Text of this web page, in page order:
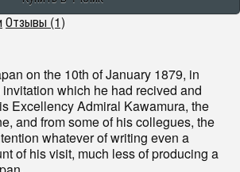
Отзывы (1)
on the 10th of January 1879, in
which he had recived and
Excellency Admiral Kawamura, the
and from some of his collegues, the
whatever of writing even a
of his visit, much less of producing a